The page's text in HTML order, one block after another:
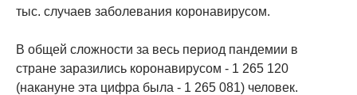
тыс. случаев заболевания коронавирусом.
В общей сложности за весь период пандемии в
стране заразились коронавирусом - 1 265 120
(накануне эта цифра была - 1 265 081) человек.